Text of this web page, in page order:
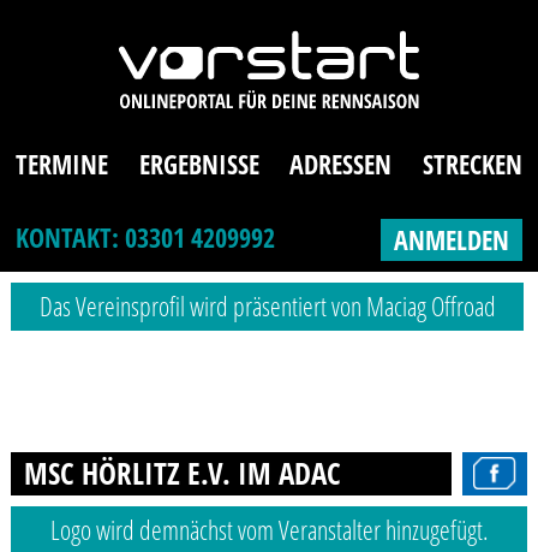
TERMINE ERGEBNISSE ADRESSEN
STRECKEN
KONTAKT: 03301 4209992
ANMELDEN
Das Vereinsprofil wird präsentiert von Maciag Offroad
MSC HÖRLITZ E.V. IM ADAC
Logo wird demnächst vom Veranstalter hinzugefügt.